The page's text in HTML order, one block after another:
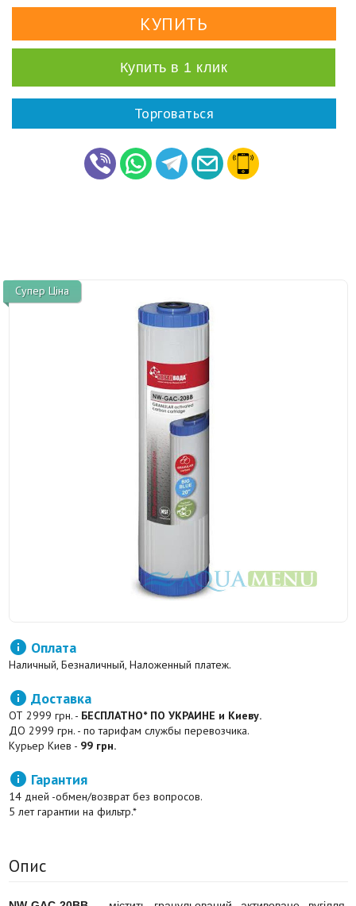
Купить в 1 клик
Торговаться
Супер Ціна
 Оплата
Наличный, Безналичный, Наложенный платеж.
 Доставка
ОТ 2999 грн. - БЕСПЛАТНО* ПО УКРАИНЕ и Киеву.
ДО 2999 грн. - по тарифам службы перевозчика.
Курьер Киев - 99 грн.
 Гарантия
14 дней -обмен/возврат без вопросов.
5 лет гарантии на фильтр.*
Опис